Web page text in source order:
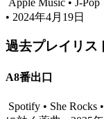
• 2024年4月19日
過去プレイリス
A8番出口
Spotify • She Rocks